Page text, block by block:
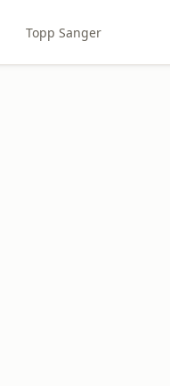
Topp Sanger